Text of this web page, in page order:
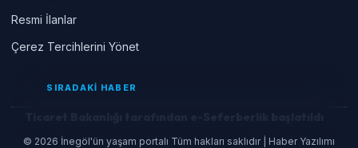
Resmi İlanlar
Çerez Tercihlerini Yönet
© 2026 İnegöl'ün yaşam portalı Tüm hakları saklıdır | Haber Yazılımı
SIRADAKİ HABER